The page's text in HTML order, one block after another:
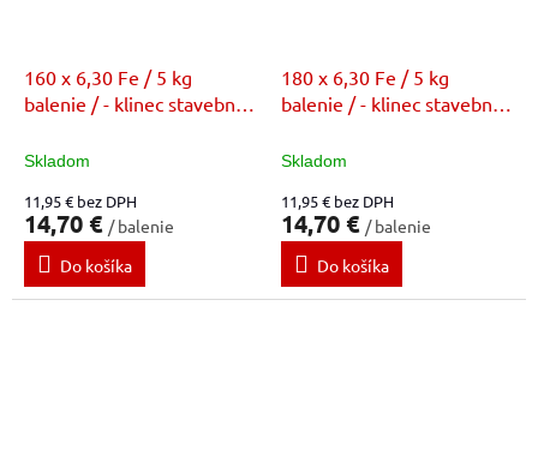
160 x 6,30 Fe / 5 kg
balenie / - klinec stavebný
Skladom
11,95 € bez DPH
14,70 € / balenie
Do košíka
180 x 6,30 Fe / 5 kg
balenie / - klinec stavebný
Skladom
11,95 € bez DPH
14,70 € / balenie
Do košíka